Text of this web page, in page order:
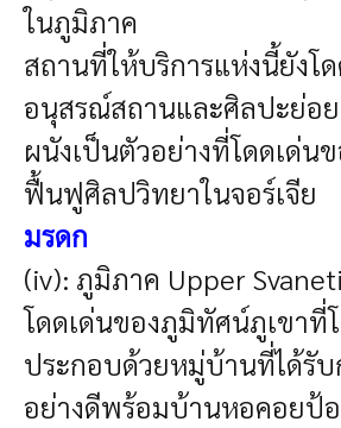
ในภูมิภาค
สถานที่ให้บริการแห่งนี้ยังโ
อนุสรณ์สถานและศิลปะย่อ
ผนังเป็นตัวอย่างที่โดดเด่น
ฟื้นฟูศิลปวิทยาในจอร์เจีย
มรดก
(iv): ภูมิภาค Upper
โดดเด่นของภูมิทัศน์ภูเขาที่
ประกอบด้วยหมู่บ้านที่ได้รับ
อย่างดีพร้อมบ้านหอคอยป้